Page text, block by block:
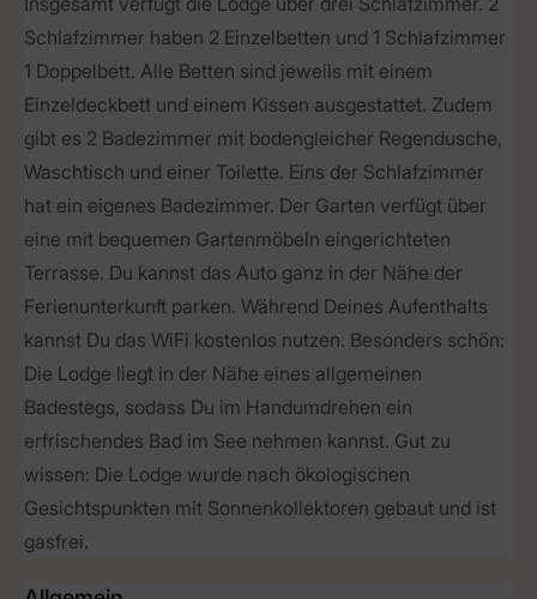
Schlafzimmer haben 2 Einzelbetten und 1 Schlafzimmer
1 Doppelbett. Alle Betten sind jeweils mit einem
Einzeldeckbett und einem Kissen ausgestattet. Zudem
gibt es 2 Badezimmer mit bodengleicher Regendusche,
Waschtisch und einer Toilette. Eins der Schlafzimmer
hat ein eigenes Badezimmer. Der Garten verfügt über
eine mit bequemen Gartenmöbeln eingerichteten
Terrasse. Du kannst das Auto ganz in der Nähe der
Ferienunterkunft parken. Während Deines Aufenthalts
kannst Du das WiFi kostenlos nutzen. Besonders schön:
Die Lodge liegt in der Nähe eines allgemeinen
Badestegs, sodass Du im Handumdrehen ein
erfrischendes Bad im See nehmen kannst. Gut zu
wissen: Die Lodge wurde nach ökologischen
Gesichtspunkten mit Sonnenkollektoren gebaut und ist
gasfrei.